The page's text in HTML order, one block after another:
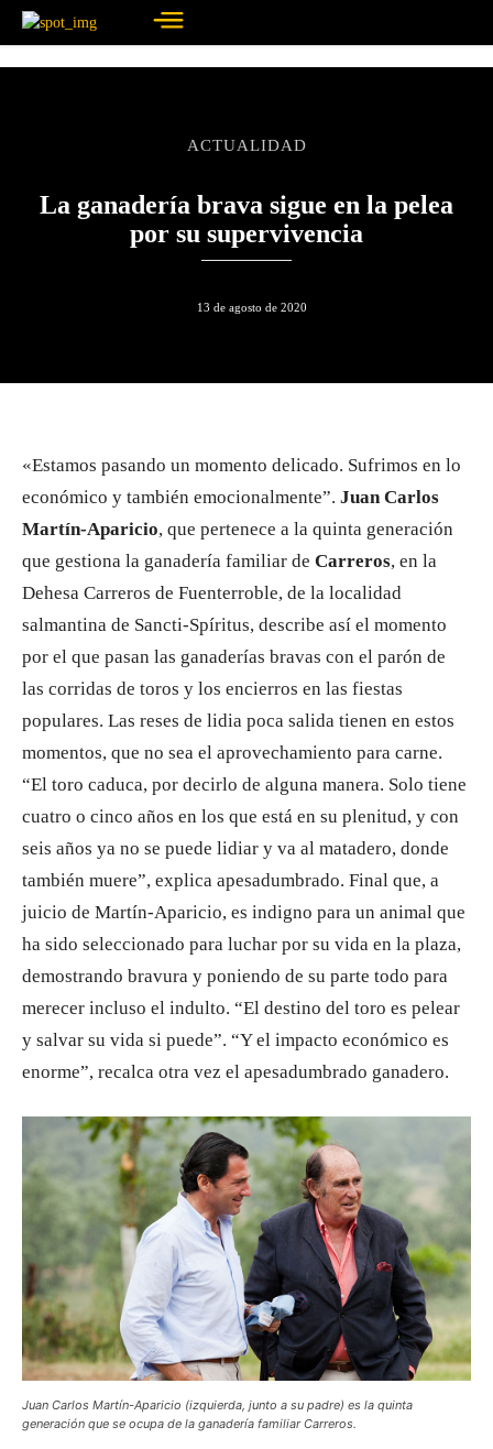
ACTUALIDAD
La ganadería brava sigue en la pelea
por su supervivencia
13 de agosto de 2020
«Estamos pasando un momento delicado. Sufrimos en lo
económico y también emocionalmente”. Juan Carlos
Martín-Aparicio, que pertenece a la quinta generación
que gestiona la ganadería familiar de Carreros, en la
Dehesa Carreros de Fuenterroble, de la localidad
salmantina de Sancti-Spíritus, describe así el momento
por el que pasan las ganaderías bravas con el parón de
las corridas de toros y los encierros en las fiestas
populares. Las reses de lidia poca salida tienen en estos
momentos, que no sea el aprovechamiento para carne.
“El toro caduca, por decirlo de alguna manera. Solo tiene
cuatro o cinco años en los que está en su plenitud, y con
seis años ya no se puede lidiar y va al matadero, donde
también muere”, explica apesadumbrado. Final que, a
juicio de Martín-Aparicio, es indigno para un animal que
ha sido seleccionado para luchar por su vida en la plaza,
demostrando bravura y poniendo de su parte todo para
merecer incluso el indulto. “El destino del toro es pelear
y salvar su vida si puede”. “Y el impacto económico es
enorme”, recalca otra vez el apesadumbrado ganadero.
Juan Carlos Martín-Aparicio (izquierda, junto a su padre) es la quinta
generación que se ocupa de la ganadería familiar Carreros.